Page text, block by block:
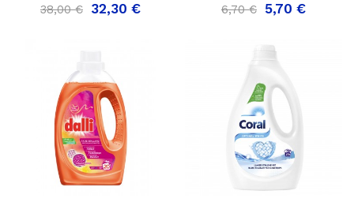
38,00 € 32,30 € 6,70 € 5,70 €